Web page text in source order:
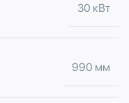
30 кВт
990 мм